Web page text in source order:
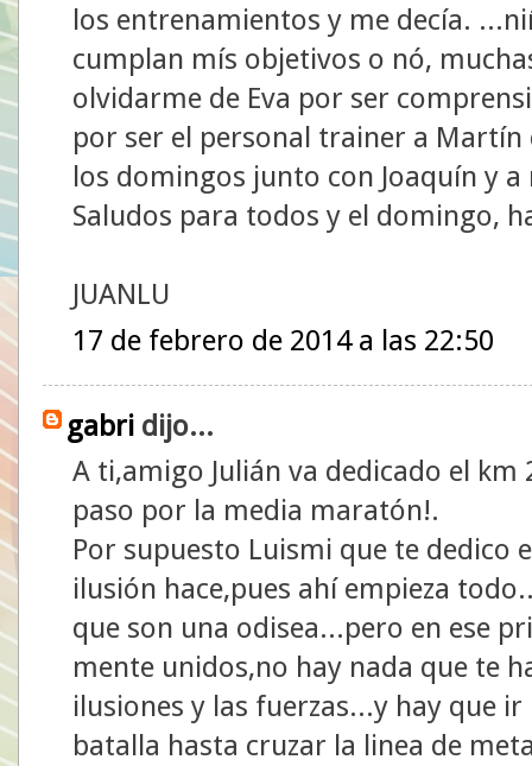
los entrenamientos y me decía.
cumplan mís objetivos o nó,
olvidarme de Eva por ser
por ser el personal trainer a
los domingos junto con Joaquín y
Saludos para todos y el domingo,
JUANLU
17 de febrero de 2014 a las 22:50
gabri dijo...
A ti,amigo Julián va dedicado el
paso por la media maratón!.
Por supuesto Luismi que te dedico
ilusión hace,pues ahí empieza
que son una odisea...pero en ese
mente unidos,no hay nada que te
ilusiones y las fuerzas...y hay que
batalla hasta cruzar la linea de